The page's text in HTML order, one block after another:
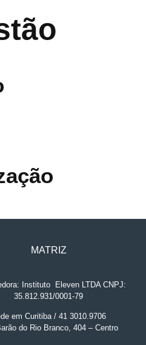
MATRIZ
Instituto.
Eleven LTDA CNPJ:
35.812.931/0001-79
em Curitiba / 41 3010.9706
do Rio Branco, 404 – Centro